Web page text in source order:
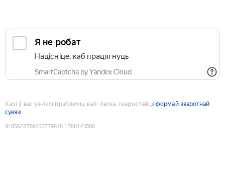
Я не робат
Націсніце, каб працягнуць
SmartCaptcha by Yandex Cloud
Калі ў вас узніклі праблемы, калі ласка, скарыстайцеформай зваротнай
сувязі
9185622700433779648:1786143886